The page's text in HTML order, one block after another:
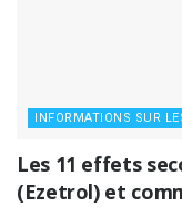
INFORMATIONS SUR
Les 11 effets
(Ezetrol) et